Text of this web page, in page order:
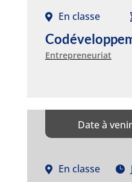
En classe
Entrepreneuriat
Date à venir
En classe